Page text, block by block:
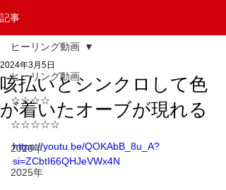
記事
ヒーリング動画
☆☆☆☆
☆☆☆☆☆
2026年
2025年
ヒーリング動画
咳払いとシンクロして色
が着いたオーブが現れる
2024年3月5日
https://youtu.be/QOKAbB_8u_A?
si=ZCbtI66QHJeVWx4N